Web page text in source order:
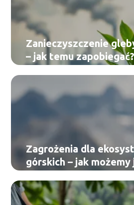
Zanieczyszczenie
– jak temu zapobiegać?
Zagrożenia dla
górskich – jak możemy